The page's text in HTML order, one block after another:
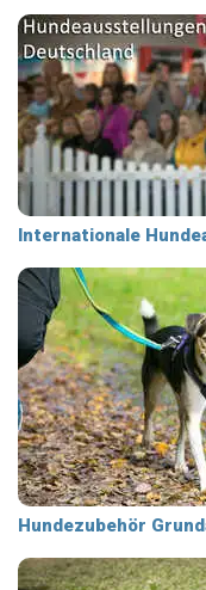
Internationale
Hundezubehör